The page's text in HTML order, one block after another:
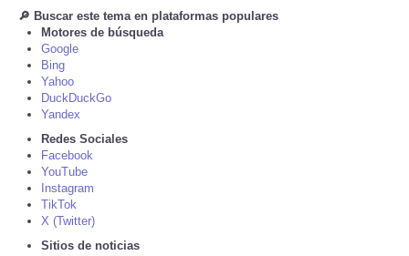
CATEGORIES
CARTOONS
CONTACT
SEARCH
SHOPPING
🔎 Buscar este tema en plataformas populares
Motores de búsqueda
Google
Bing
Yahoo
DuckDuckGo
Yandex
Redes Sociales
Facebook
YouTube
Instagram
TikTok
X (Twitter)
Sitios de noticias